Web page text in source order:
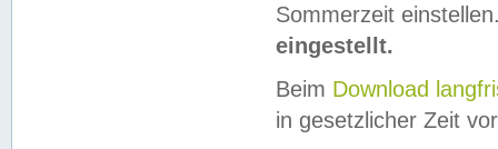
Sommerzeit
eingestellt.
Beim Download
in gesetzlicher Zeit